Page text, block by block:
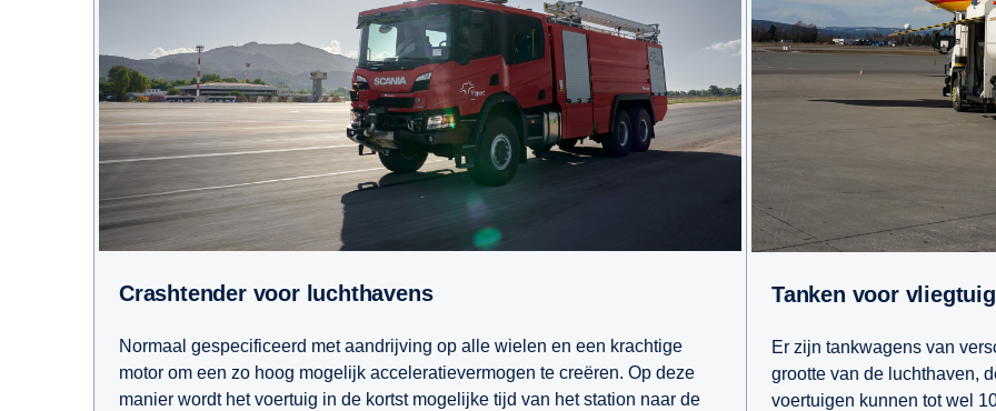
Crashtender voor luchthavens
Normaal gespecificeerd met aandrijving op alle wielen en een krachtige
motor om een zo hoog mogelijk acceleratievermogen te creëren. Op deze
manier wordt het voertuig in de kortst mogelijke tijd van het station naar de
Tanken voor
Er zijn tankwagens van
grootte van de luchthaven,
voertuigen kunnen tot wel